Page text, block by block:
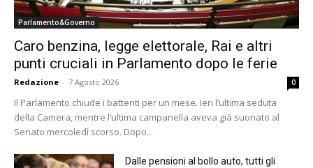
Parlamento&Governo
Caro benzina, legge elettorale, Rai e altri
punti cruciali in Parlamento dopo le ferie
Redazione - 7 Agosto 2026 0
Il Parlamento chiude i battenti per un mese. Ieri l’ultima seduta
della Camera, mentre l’ultima campanella aveva già suonato al
Senato mercoledì scorso. Dopo...
Dalle pensioni al bollo auto, tutti gli